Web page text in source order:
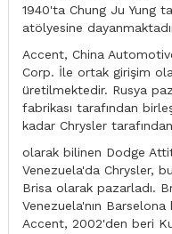
1940'ta Chung Ju Yung
atölyesine
Accent, China
Corp. İle ortak girişim
üretilmektedir. Rusya
fabrikası tarafından
kadar Chrysler
olarak bilinen Dodge
Venezuela'da Chrysler,
Brisa olarak pazarladı.
Venezuela'nın
Accent, 2002'den beri